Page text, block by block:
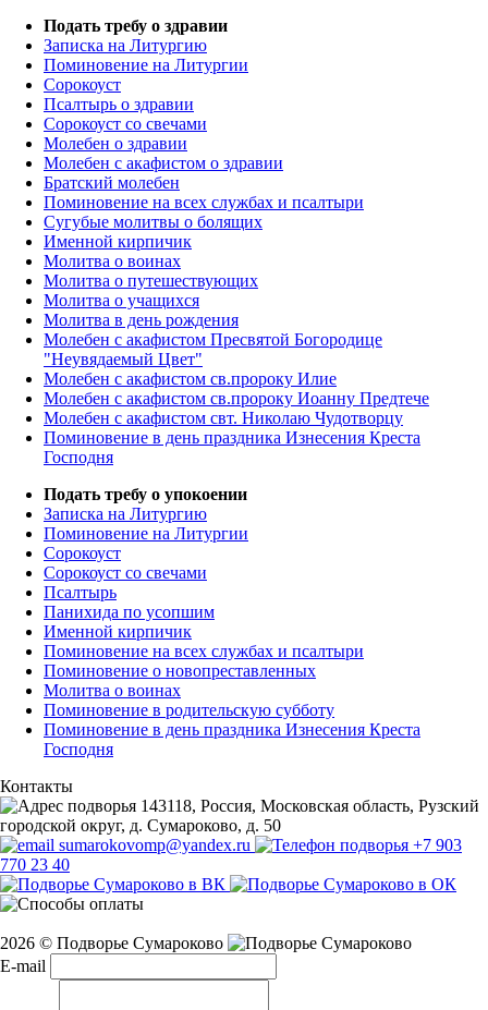
Подать требу о здравии
Записка на Литургию
Поминовение на Литургии
Сорокоуст
Псалтырь о здравии
Сорокоуст со свечами
Молебен о здравии
Молебен с акафистом о здравии
Братский молебен
Поминовение на всех службах и псалтыри
Сугубые молитвы о болящих
Именной кирпичик
Молитва о воинах
Молитва о путешествующих
Молитва о учащихся
Молитва в день рождения
Молебен с акафистом Пресвятой Богородице
"Неувядаемый Цвет"
Молебен с акафистом св.пророку Илие
Молебен с акафистом св.пророку Иоанну Предтече
Молебен с акафистом свт. Николаю Чудотворцу
Поминовение в день праздника Изнесения Креста
Господня
Подать требу о упокоении
Записка на Литургию
Поминовение на Литургии
Сорокоуст
Сорокоуст со свечами
Псалтырь
Панихида по усопшим
Именной кирпичик
Поминовение на всех службах и псалтыри
Поминовение о новопреставленных
Молитва о воинах
Поминовение в родительскую субботу
Поминовение в день праздника Изнесения Креста
Господня
Контакты
143118, Россия, Московская область, Рузский
городской округ, д. Сумароково, д. 50
sumarokovomp@yandex.ru
+7 903
770 23 40
2026 © Подворье Сумароково
E-mail